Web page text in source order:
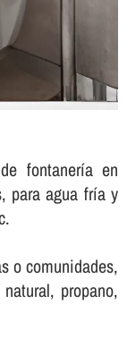
fontanerí­a en
para agua frí­a y
o comunidades,
propano,